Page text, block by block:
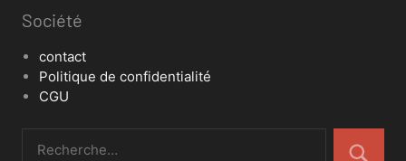
Société
contact
Politique de confidentialité
CGU